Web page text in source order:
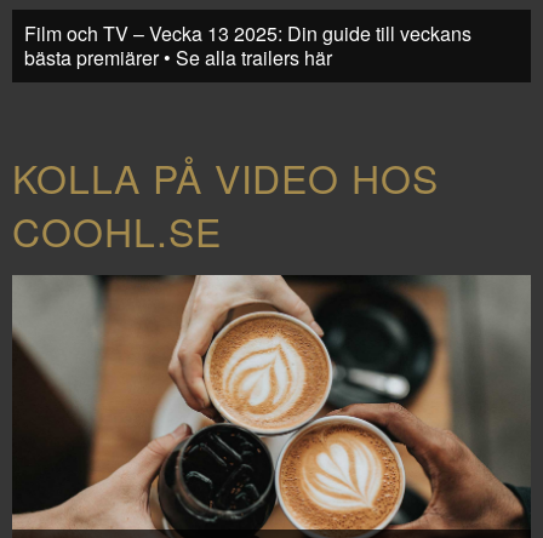
Film och TV – Vecka 13 2025: Din guide till veckans
bästa premiärer • Se alla trailers här
KOLLA PÅ VIDEO HOS
COOHL.SE